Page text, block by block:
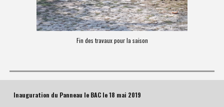
Fin des travaux pour la saison
Inauguration du Panneau le BAC le 18 mai 2019